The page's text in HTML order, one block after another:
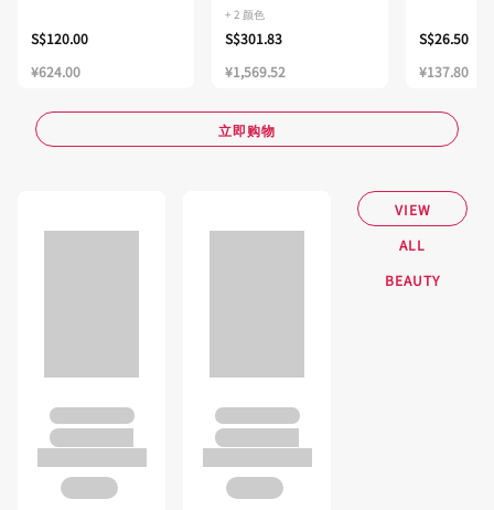
S$120.00
¥624.00
+ 2 颜色
S$301.83
¥1,569.52
S$26.50
¥137.80
立即购物
VIEW
ALL
BEAUTY